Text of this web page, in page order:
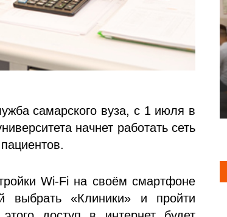
самарского вуза, с 1 июля в
начнет работать сеть
Wi‑Fi на своём смартфоне
выбрать «Клиники» и пройти